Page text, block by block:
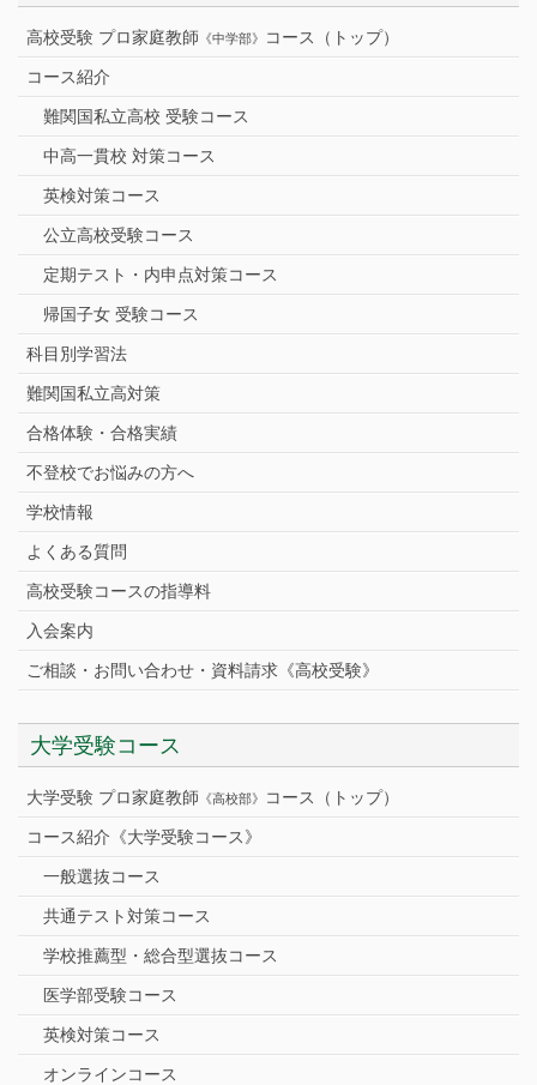
高校受験 プロ家庭教師 《中学部》 コース（トップ）
コース紹介
難関国私立高校 受験コース
中高一貫校 対策コース
英検対策コース
公立高校受験コース
定期テスト・内申点対策コース
帰国子女 受験コース
科目別学習法
難関国私立高対策
合格体験・合格実績
不登校でお悩みの方へ
学校情報
よくある質問
高校受験コースの指導料
入会案内
ご相談・お問い合わせ・資料請求《高校受験》
大学受験コース
大学受験 プロ家庭教師 《高校部》 コース（トップ）
コース紹介《大学受験コース》
一般選抜コース
共通テスト対策コース
学校推薦型・総合型選抜コース
医学部受験コース
英検対策コース
オンラインコース